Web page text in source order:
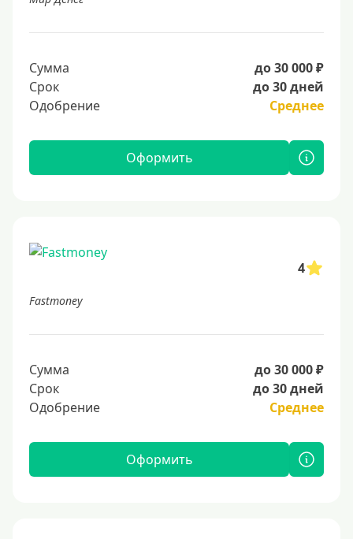
Сумма
до 30 000 ₽
Срок
до 30 дней
Одобрение
Среднее
Оформить
4
Fastmoney
Сумма
до 30 000 ₽
Срок
до 30 дней
Одобрение
Среднее
Оформить